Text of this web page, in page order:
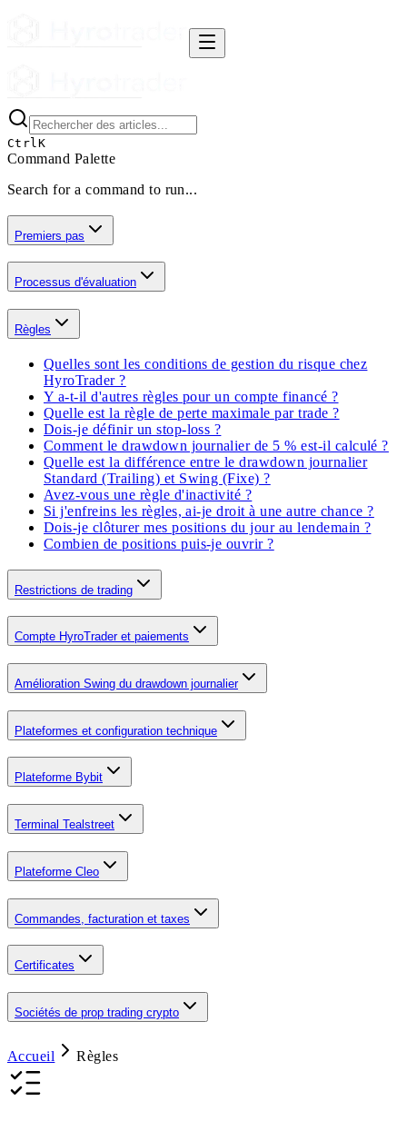
CtrlK
Command Palette
Search for a command to run...
Premiers pas
Processus d'évaluation
Règles
Quelles sont les conditions de gestion du risque chez
HyroTrader ?
Y a-t-il d'autres règles pour un compte financé ?
Quelle est la règle de perte maximale par trade ?
Dois-je définir un stop-loss ?
Comment le drawdown journalier de 5 % est-il calculé ?
Quelle est la différence entre le drawdown journalier
Standard (Trailing) et Swing (Fixe) ?
Avez-vous une règle d'inactivité ?
Si j'enfreins les règles, ai-je droit à une autre chance ?
Dois-je clôturer mes positions du jour au lendemain ?
Combien de positions puis-je ouvrir ?
Restrictions de trading
Compte HyroTrader et paiements
Amélioration Swing du drawdown journalier
Plateformes et configuration technique
Plateforme Bybit
Terminal Tealstreet
Plateforme Cleo
Commandes, facturation et taxes
Certificates
Sociétés de prop trading crypto
Accueil Règles